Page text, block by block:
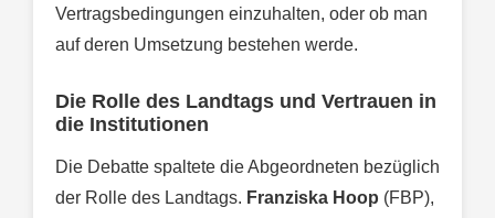
Vertragsbedingungen einzuhalten, oder ob man
auf deren Umsetzung bestehen werde.
Die Rolle des Landtags und Vertrauen in
die Institutionen
Die Debatte spaltete die Abgeordneten bezüglich
der Rolle des Landtags. Franziska Hoop (FBP),